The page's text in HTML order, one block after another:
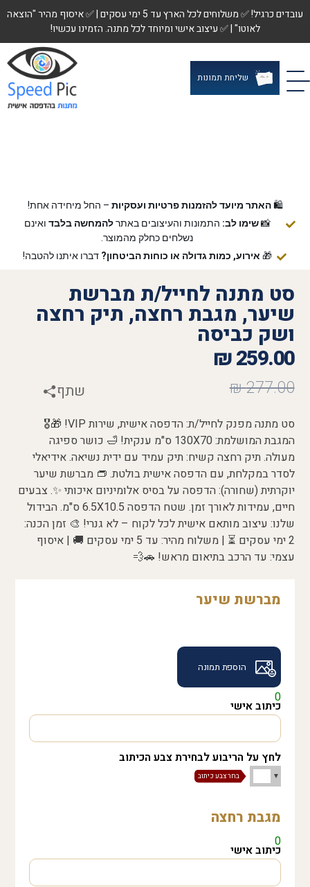
עובדים כרגיל! ✅ משלוחים לכל הארץ עד 5 ימי עסקים | ✅ איסוף מהיר "הוצאה
לאוטו" | ✅ עיצוב אישי ומיוחד לכל מתנה. הזמינו עכשיו!
שליחת תמונות
🛍️האתר מיועד להזמנות פרטיות ועסקיות – החל מיחידה אחת!
📸שימו לב: התמונות והעיצובים באתרלהמחשה בלבד ואינם
נשלחים כחלק מהמוצר.
🎁 אירוע, כמות גדולה או כוחות הביטחון? דברו איתנו להטבה!
סט מתנה לחייל/ת מברשת
שיער, מגבת רחצה, תיק רחצה
ושק כביסה
259.00
₪
277.00
₪ שתף
סט מתנה מפנק לחייל/ת: הדפסה אישית, שירות VIP! 🎁🎖️
המגבת המושלמת: 130X70 ס"מ ענקית! 🛁 כושר ספיגה
מעולה. תיק רחצה קשיח: תיק עמיד עם ידית נשיאה. אידיאלי
לסדר במקלחת, עם הדפסה אישית בולטת. 👝 מברשת שיער
יוקרתית (שחורה): הדפסה על בסיס אלומיניום איכותי ✨. צבעים
חיים, עמידות לאורך זמן. שטח הדפסה 6.5X10.5 ס"מ. הבידול
שלנו: עיצוב מותאם אישית לכל לקוח – לא גנרי! 🎨 זמן הכנה:
2 ימי עסקים ⏳ | משלוח מהיר: עד 5 ימי עסקים 🚚 | איסוף
עצמי: עד הרכב בתיאום מראש! 🚗💨
מברשת שיער
כיתוב אישי
0
לחץ על הריבוע לבחירת צבע הכיתוב
הוספת תמונה
מגבת רחצה
כיתוב אישי
0